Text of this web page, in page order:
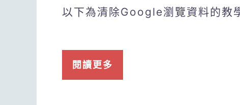
以下為清除Google瀏覽資料的教
閱讀更多